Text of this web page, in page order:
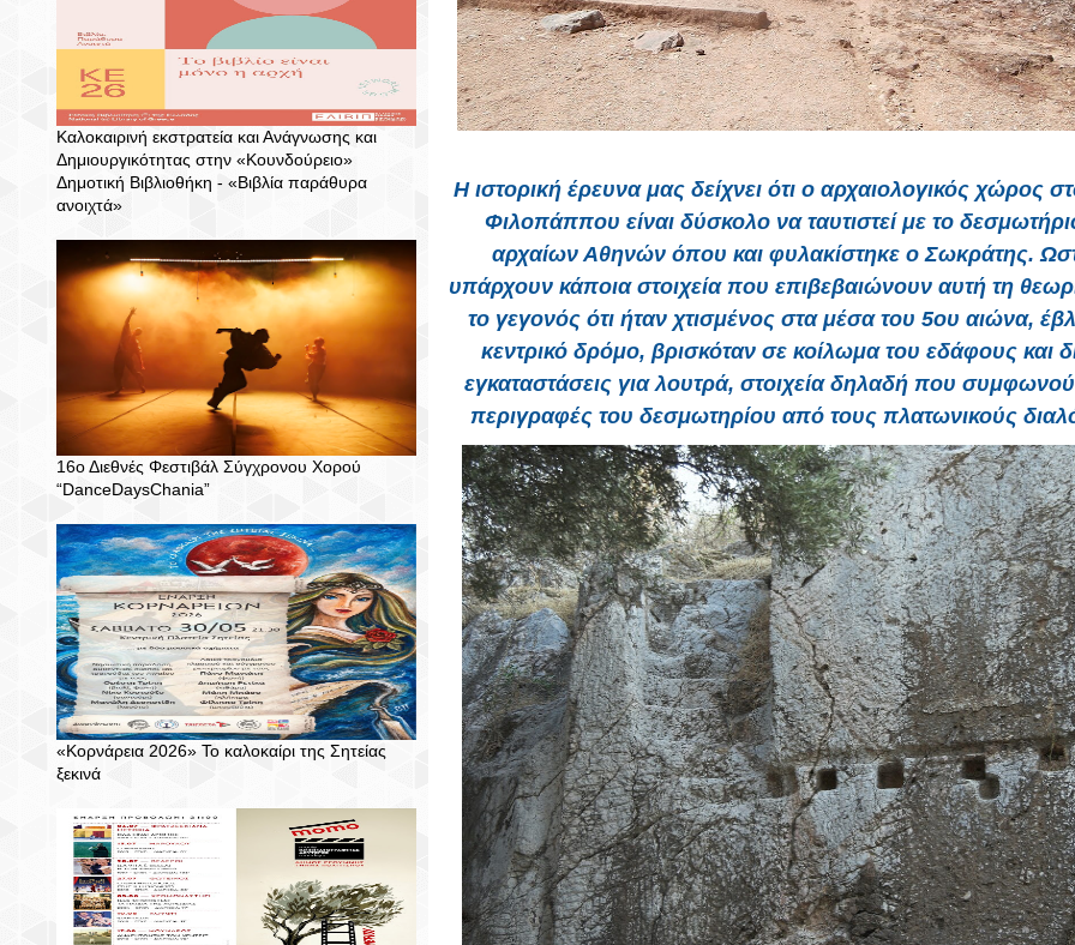
Καλοκαιρινή εκστρατεία και Ανάγνωσης και
Δημιουργικότητας στην «Κουνδούρειο»
Δημοτική Βιβλιοθήκη - «Βιβλία παράθυρα
ανοιχτά»
16ο Διεθνές Φεστιβάλ Σύγχρονου Χορού
“DanceDaysChania”
«Κορνάρεια 2026» Το καλοκαίρι της Σητείας
ξεκινά
Η ιστορική έρευνα μας δείχνει ότι ο αρχαιολογικός χώρος
Φιλοπάππου είναι δύσκολο να ταυτιστεί με το
αρχαίων Αθηνών όπου και φυλακίστηκε ο Σωκράτης.
υπάρχουν κάποια στοιχεία που επιβεβαιώνουν αυτή τη
το γεγονός ότι ήταν χτισμένος στα μέσα του 5ου αιώνα,
κεντρικό δρόμο, βρισκόταν σε κοίλωμα του εδάφους και
εγκαταστάσεις για λουτρά, στοιχεία δηλαδή που
περιγραφές του δεσμωτηρίου από τους πλατωνικούς